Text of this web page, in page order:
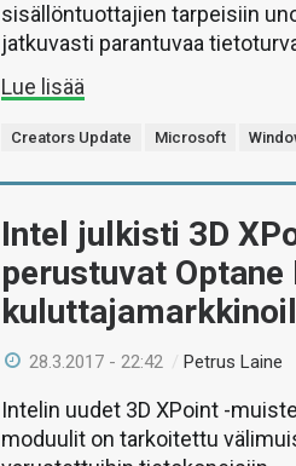
sisällöntuottajien tarpeisiin
jatkuvasti parantuvaa
Lue lisää
Creators Update Microsoft
Intel julkisti 3D
perustuvat
28.3.2017 - 22:42 /Petrus Laine
Intelin uudet 3D XPoint -
moduulit on tarkoitettu